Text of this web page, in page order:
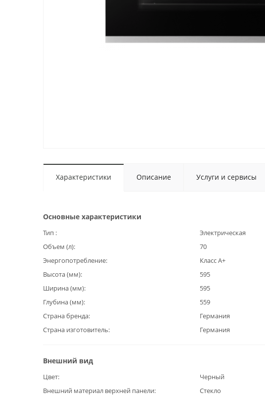
Характеристики Описание Услуги и сервисы
Основные характеристики
Тип
Электрическая
Объем (л)
70
Энергопотребление
Класс А+
Высота (мм)
595
Ширина (мм)
595
Глубина (мм)
559
Страна бренда
Германия
Страна изготовитель
Германия
Внешний вид
Цвет
Черный
Внешний материал верхней панели
Стекло